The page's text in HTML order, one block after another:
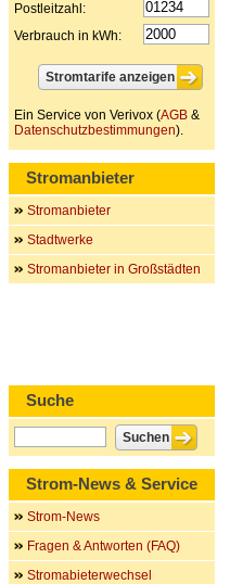
Postleitzahl:
Verbrauch in kWh:
Ein Service von Verivox (AGB &
Datenschutzbestimmungen).
Stromanbieter
Stromanbieter
Stadtwerke
Stromanbieter in Großstädten
Suche
Strom-News & Service
Strom-News
Fragen & Antworten (FAQ)
Stromabieterwechsel